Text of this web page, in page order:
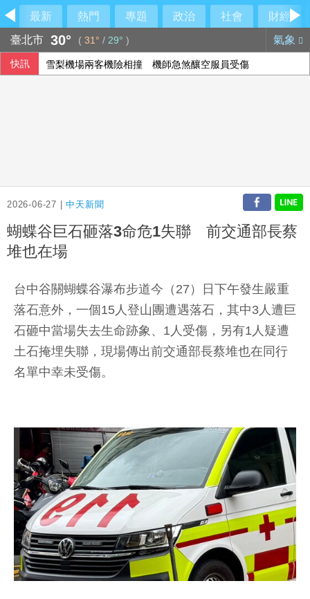
最新 熱門 專題 政治 社會
財經
臺北市 30° ( 31° / 29° ) 氣象
快訊 雪梨機場兩客機險相撞 機師急煞釀空服員受傷
2026-06-27 |中天新聞
蝴蝶谷巨石砸落3命危1失聯 前交通部長蔡
堆也在場
台中谷關蝴蝶谷瀑布步道今（27）日下午發生嚴重
落石意外，一個15人登山團遭遇落石，其中3人遭巨
石砸中當場失去生命跡象、1人受傷，另有1人疑遭
土石掩埋失聯，現場傳出前交通部長蔡堆也在同行
名單中幸未受傷。